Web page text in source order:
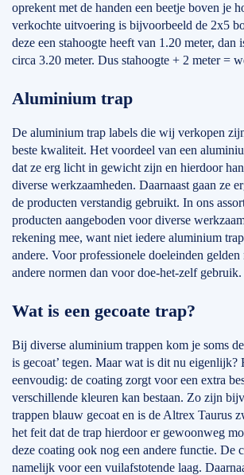
oprekent met de handen een beetje boven je
verkochte uitvoering is bijvoorbeeld de 2x5
deze een stahoogte heeft van 1.20 meter, dan
circa 3.20 meter. Dus stahoogte + 2 meter =
Aluminium trap
De aluminium trap labels die wij verkopen
beste kwaliteit. Het voordeel van een
dat ze erg licht in gewicht zijn en hierdoor
diverse werkzaamheden. Daarnaast gaan ze
de producten verstandig gebruikt. In ons
producten aangeboden voor diverse
rekening mee, want niet iedere aluminium
andere. Voor professionele doeleinden
andere normen dan voor doe-het-zelf gebruik.
Wat is een gecoate trap?
Bij diverse aluminium trappen kom je soms
is gecoat’ tegen. Maar wat is dit nu eigenlijk?
eenvoudig: de coating zorgt voor een extra
verschillende kleuren kan bestaan. Zo zijn
trappen blauw gecoat en is de Altrex Taurus
het feit dat de trap hierdoor er gewoonweg
deze coating ook nog een andere functie. De
namelijk voor een vuilafstotende laag.